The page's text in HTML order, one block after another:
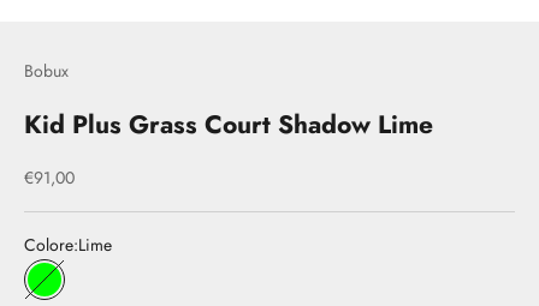
Bobux
Kid Plus Grass Court Shadow Lime
Prezzo scontato
€91,00
Colore:Lime
Lime